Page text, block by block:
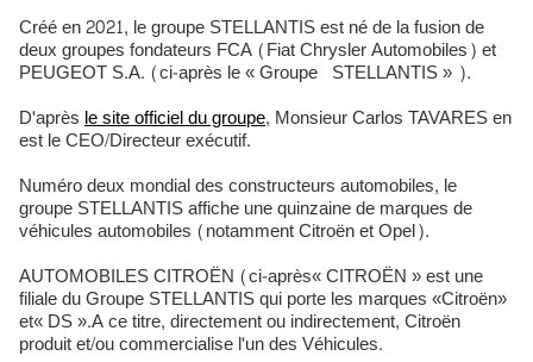
Créé en 2021, le groupe STELLANTIS est né de la fusion de
deux groupes fondateurs FCA (Fiat Chrysler Automobiles) et
PEUGEOT S.A. (ci-après le « Groupe STELLANTIS » ).
D'aprèsle site officiel du groupe, Monsieur Carlos TAVARES en
est le CEO/Directeur exécutif.
Numéro deux mondial des constructeurs automobiles, le
groupe STELLANTIS affiche une quinzaine de marques de
véhicules automobiles (notamment Citroën et Opel).
AUTOMOBILES CITROËN (ci-après« CITROËN » est une
filiale du Groupe STELLANTIS qui porte les marques «Citroën»
et« DS ».A ce titre, directement ou indirectement, Citroën
produit et/ou commercialise l'un des Véhicules.